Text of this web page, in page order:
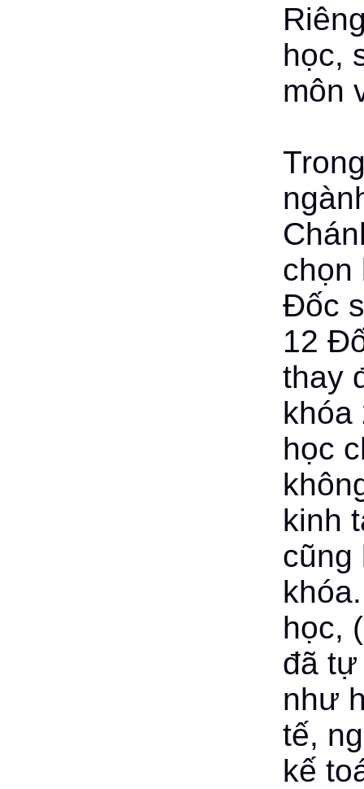
học,
môn
chọn
Đốc
12
thay
khóa
học
kinh
cũng
học,
đã tự
như
tế,
kế